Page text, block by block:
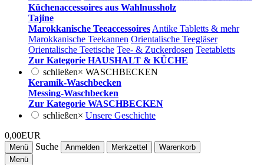
Küchenaccessoires aus Wahlnussholz
Tajine
Marokkanische Teeaccessoires Antike Tabletts & mehr
Marokkanische Teekannen Orientalische Teegläser
Orientalische Teetische Tee- & Zuckerdosen Teetabletts
Zur Kategorie HAUSHALT & KÜCHE
schließen× WASCHBECKEN
Keramik-Waschbecken
Messing-Waschbecken
Zur Kategorie WASCHBECKEN
schließen× Unsere Geschichte
0,00EUR
Menü Suche Anmelden Merkzettel
Warenkorb
Menü